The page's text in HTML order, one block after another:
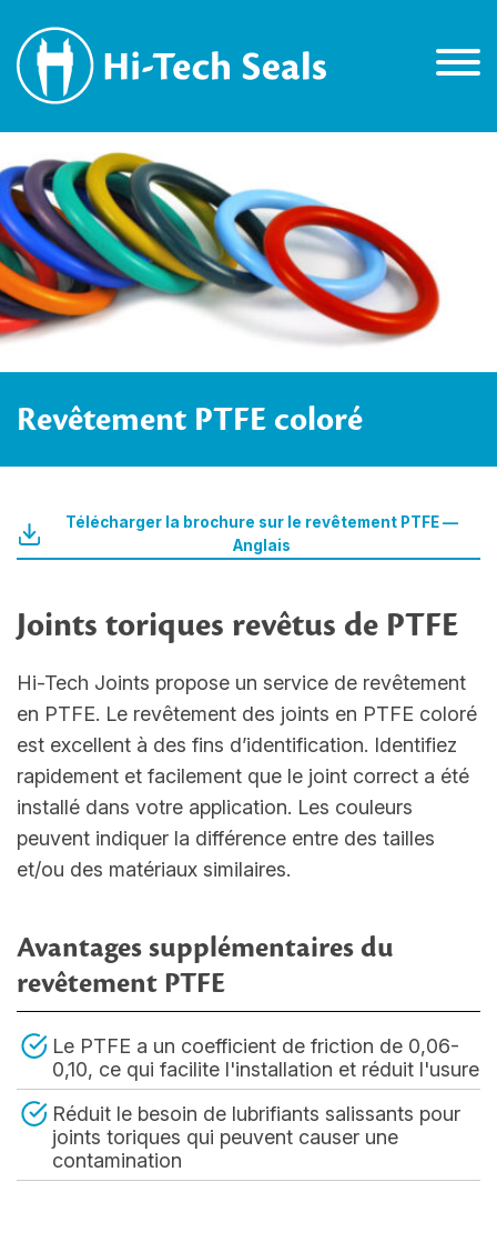
Revêtement PTFE coloré
Télécharger la brochure sur le revêtement PTFE —
Anglais
Joints toriques revêtus de PTFE
Hi-Tech Joints propose un service de revêtement
en PTFE. Le revêtement des joints en PTFE coloré
est excellent à des fins d’identification. Identifiez
rapidement et facilement que le joint correct a été
installé dans votre application. Les couleurs
peuvent indiquer la différence entre des tailles
et/ou des matériaux similaires.
Avantages supplémentaires du
revêtement PTFE
Le PTFE a un coefficient de friction de 0,06-
0,10, ce qui facilite l'installation et réduit l'usure
Réduit le besoin de lubrifiants salissants pour
joints toriques qui peuvent causer une
contamination